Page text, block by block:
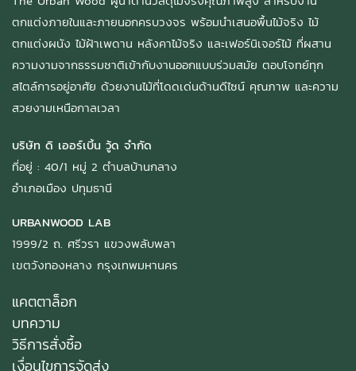
ตกแต่งภายในและภายนอกครบวงจร พร้อมนำเสนอพื้นไม้จริง ไม้
ตกแต่งผนัง ไม้ฝ้าเพดาน หลังคาไม้จริง และเฟอร์นิเจอร์ไม้ ที่ผสาน
ความงามจากธรรมชาติเข้ากับงานออกแบบร่วมสมัย ตอบโจทย์ทุก
สไตล์การอยู่อาศัย ด้วยงานไม้ที่โดดเด่นด้านดีไซน์ คุณภาพ และความ
สวยงามเหนือกาลเวลา
บริษัท ดิ เออร์เบิ้น วู้ด จำกัด
ที่อยู่ : 40/1 หมู่ 2 ตำบลบ้านกลาง
อำเภอเมือง ปทุมธานี
URBANWOOD LAB
1999/2 ถ. ศรีวรา แขวงพลับพลา
เขตวังทองหลาง กรุงเทพมหานคร
แคตตาล็อก
บทความ
วิธีการสั่งซื้อ
เงื่อนไขการจัดส่ง